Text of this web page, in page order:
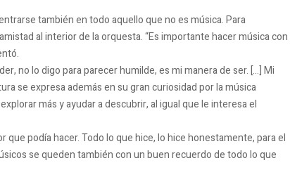
también en todo aquello que no es música. Para
al interior de la orquesta. “Es importante hacer música con
no lo digo para parecer humilde, es mi manera de ser. […] Mi
se expresa además en su gran curiosidad por la música
más y ayudar a descubrir, al igual que le interesa el
podía hacer. Todo lo que hice, lo hice honestamente, para el
se queden también con un buen recuerdo de todo lo que